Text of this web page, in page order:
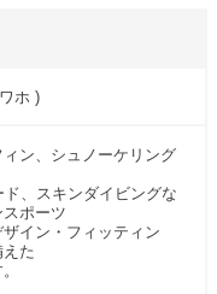
ホ )
ン、シュノーケリング
、スキンダイビングな
ポーツ
イン・フィッティン
た